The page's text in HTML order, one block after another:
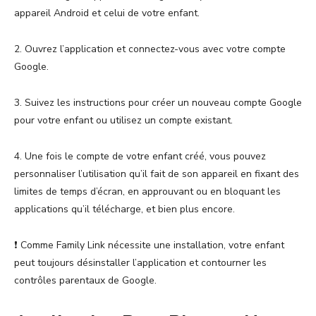
appareil Android et celui de votre enfant.
2. Ouvrez l’application et connectez-vous avec votre compte
Google.
3. Suivez les instructions pour créer un nouveau compte Google
pour votre enfant ou utilisez un compte existant.
4. Une fois le compte de votre enfant créé, vous pouvez
personnaliser l’utilisation qu’il fait de son appareil en fixant des
limites de temps d’écran, en approuvant ou en bloquant les
applications qu’il télécharge, et bien plus encore.
❗️ Comme Family Link nécessite une installation, votre enfant
peut toujours désinstaller l’application et contourner les
contrôles parentaux de Google.